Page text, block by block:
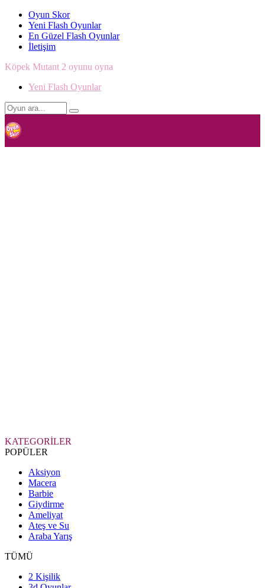
Oyun Skor
Yeni Flash Oyunlar
En Güzel Flash Oyunlar
İletişim
Köpek Mutant 2 oyunu oyna
Yeni Flash Oyunlar
KATEGORİLER
POPÜLER
Aksiyon
Macera
Barbie
Giydirme
Ameliyat
Ateş ve Su
Araba Yarış
TÜMÜ
2 Kişilik